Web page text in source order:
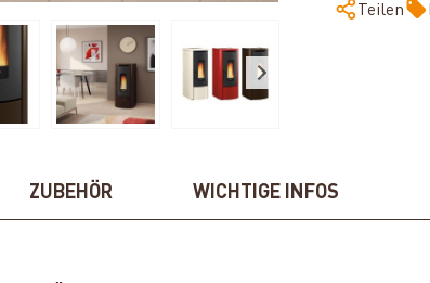
Teilen
ZUBEHÖR WICHTIGE INFOS